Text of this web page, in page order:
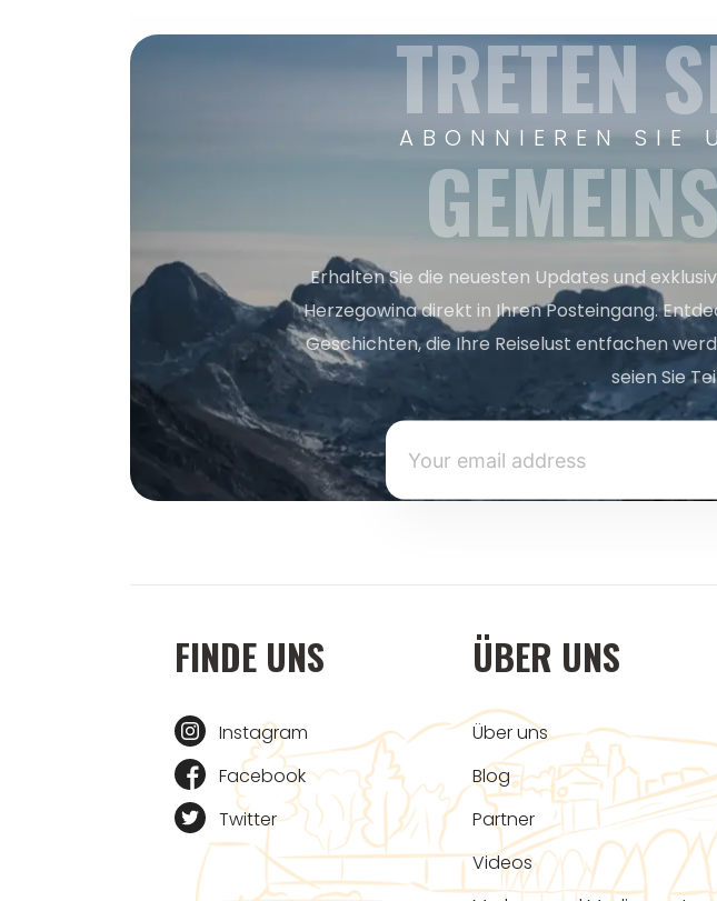
ABONNIEREN SIE
TRETEN
Erhalten Sie die neuesten Updates und
Herzegowina direkt in Ihren Posteingang.
Geschichten, die Ihre Reiselust entfachen
seien Sie
FINDE UNS
Instagram
Facebook
Twitter
ÜBER UNS
Über uns
Blog
Partner
Videos